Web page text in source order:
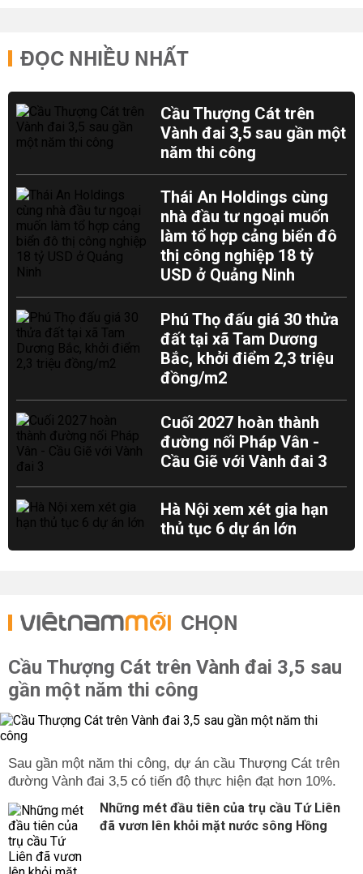
ĐỌC NHIỀU NHẤT
Cầu Thượng Cát trên
Vành đai 3,5 sau gần một
năm thi công
Thái An Holdings cùng
nhà đầu tư ngoại muốn
làm tổ hợp cảng biển đô
thị công nghiệp 18 tỷ
USD ở Quảng Ninh
Phú Thọ đấu giá 30 thửa
đất tại xã Tam Dương
Bắc, khởi điểm 2,3 triệu
đồng/m2
Cuối 2027 hoàn thành
đường nối Pháp Vân -
Cầu Giẽ với Vành đai 3
Hà Nội xem xét gia hạn
thủ tục 6 dự án lớn
CHỌN
Cầu Thượng Cát trên Vành đai 3,5 sau
gần một năm thi công
Sau gần một năm thi công, dự án cầu Thượng Cát trên
đường Vành đai 3,5 có tiến độ thực hiện đạt hơn 10%.
Những mét đầu tiên của trụ cầu Tứ Liên
đã vươn lên khỏi mặt nước sông Hồng